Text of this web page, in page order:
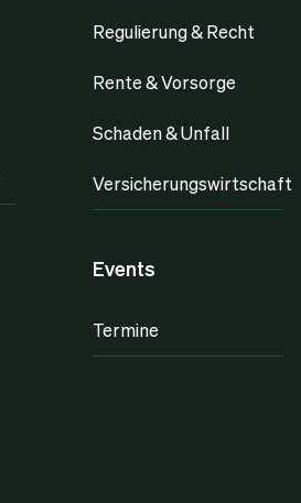
Regulierung & Recht
Rente & Vorsorge
Schaden & Unfall
Versicherungswirtschaft
Events
Termine